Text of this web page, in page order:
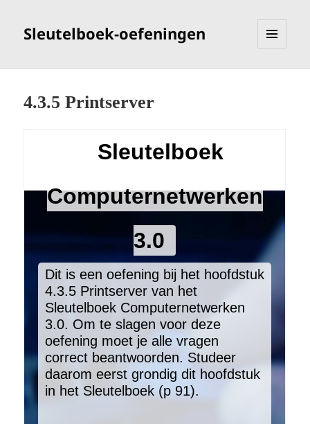
Sleutelboek-oefeningen
4.3.5 Printserver